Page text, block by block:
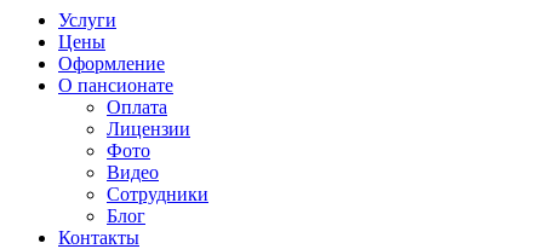
Услуги
Цены
Оформление
О пансионате
Оплата
Лицензии
Фото
Видео
Сотрудники
Блог
Контакты